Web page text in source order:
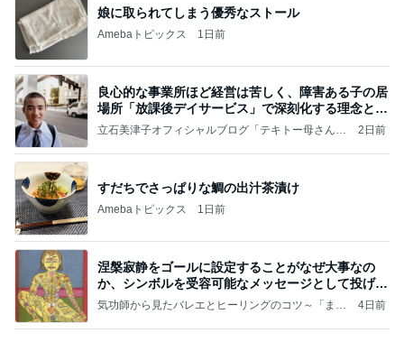
娘に取られてしまう優秀なストール
Amebaトピックス 1日前
良心的な事業所ほど経営は苦しく、障害ある子の居
場所「放課後デイサービス」で深刻化する理念と現
実の
立石美津子オフィシャルブログ「テキトー母さんの
2日前
すだちでさっぱりな鯛の出汁茶漬け
Amebaトピックス 1日前
涅槃寂静をゴールに設定することがなぜ大事なの
か、シンボルを受容可能なメッセージとして投げる
ことが
気功師から見たバレエとヒーリングのコツ～「まと
4日前